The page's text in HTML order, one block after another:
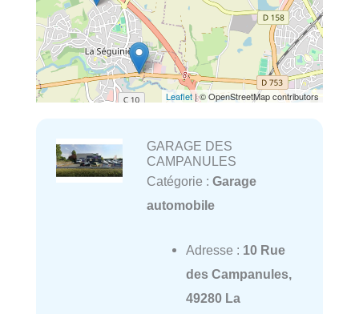
Leaflet| © OpenStreetMap contributors
GARAGE DES
CAMPANULES
Catégorie : Garage
automobile
Adresse : 10 Rue
des Campanules,
49280 La